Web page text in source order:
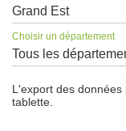
Grand Est
Choisir un département
Tous les
L'export des
tablette.